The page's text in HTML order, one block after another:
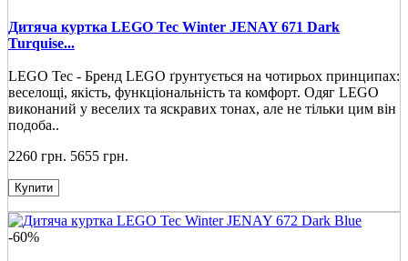
Дитяча куртка LEGO Tec Winter JENAY 671 Dark
Turquise...
LEGO Tec - Бренд LEGO ґрунтується на чотирьох принципах:
веселощі, якість, функціональність та комфорт. Одяг LEGO
виконаний у веселих та яскравих тонах, але не тільки цим він
подоба..
2260 грн. 5655 грн.
Купити
-60%